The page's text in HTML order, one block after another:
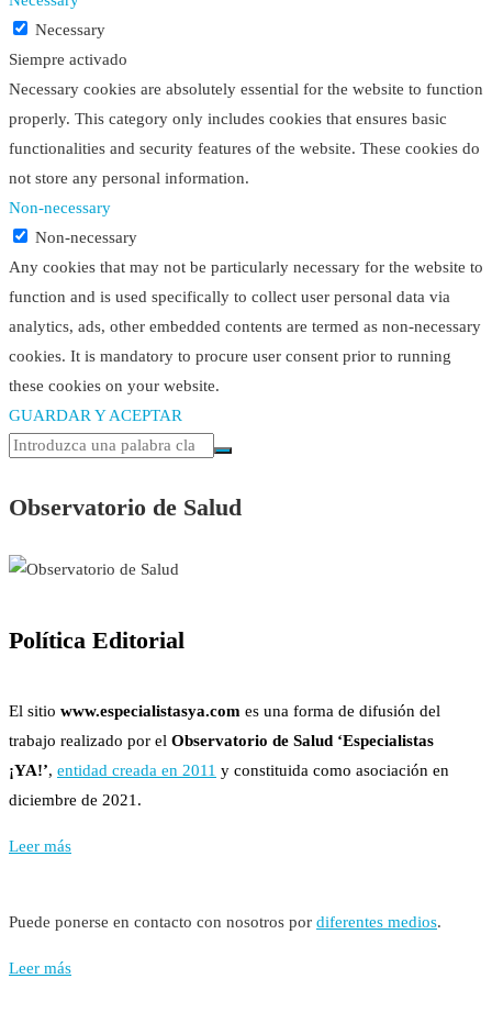
Necessary
Siempre activado
Necessary cookies are absolutely essential for the website to function
properly. This category only includes cookies that ensures basic
functionalities and security features of the website. These cookies do
not store any personal information.
Non-necessary
Non-necessary
Any cookies that may not be particularly necessary for the website to
function and is used specifically to collect user personal data via
analytics, ads, other embedded contents are termed as non-necessary
cookies. It is mandatory to procure user consent prior to running
these cookies on your website.
GUARDAR Y ACEPTAR
Observatorio de Salud
Política Editorial
El sitio www.especialistasya.com es una forma de difusión del
trabajo realizado por el Observatorio de Salud ‘Especialistas
¡YA!’, entidad creada en 2011 y constituida como asociación en
diciembre de 2021.
Leer más
Puede ponerse en contacto con nosotros por diferentes medios.
Leer más